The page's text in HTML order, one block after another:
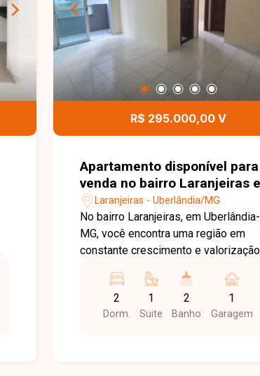
R$ 295.000,00 V
Apartamento disponível para
venda no bairro Laranjeiras
Uberlândia-MG
Laranjeiras - Uberlândia/MG
No bairro Laranjeiras, em Uberlândia-
MG, você encontra uma região em
constante crescimento e
acesso às principais vias da cidade e
proximidade com supermercados,
escolas, farmácias e diversos
2
Dorm.
1
Suite
2
Banho
1
Garagem